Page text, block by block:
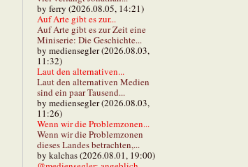
by ferry (2026.08.05, 14:21)
Auf Arte gibt es zur...
Auf Arte gibt es zur Zeit eine
Miniserie: Die Geschichte...
by mediensegler (2026.08.03,
11:32)
Laut den alternativen...
Laut den alternativen Medien
sind ein paar Tausend...
by mediensegler (2026.08.03,
11:26)
Wenn wir die Problemzonen...
Wenn wir die Problemzonen
dieses Landes betrachten,...
by kalchas (2026.08.01, 19:00)